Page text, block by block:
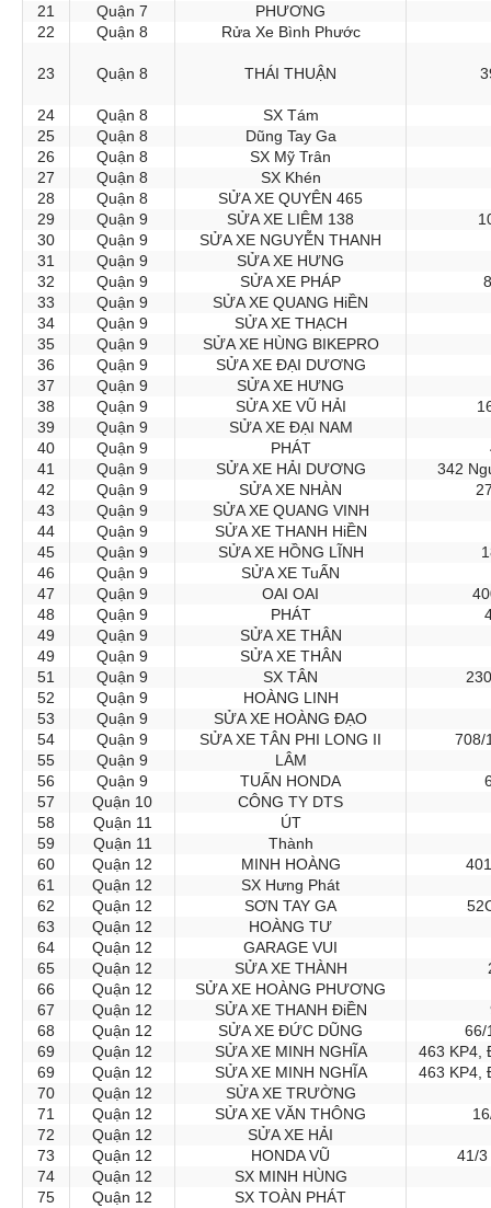
21
Quận 7
PHƯƠNG
22
Quận 8 Rửa Xe Bình Phước
23 Quận 8 THÁI THUẬN
24 Quận 8
SX Tám
25
Quận 8
Dũng Tay Ga
26
Quận 8
SX Mỹ Trân
27
Quận 8
SX Khén
28
Quận 8
SỬA XE QUYÊN 465
29
Quận 9 SỬA XE LIÊM 138
30
Quận 9
SỬA XE NGUYỄN THANH
31
Quận 9
SỬA XE HƯNG
32
Quận 9 SỬA XE PHÁP
33
Quận 9
SỬA XE QUANG HiỀN
34
Quận 9
SỬA XE THẠCH
35
Quận 9
SỬA XE HÙNG BIKEPRO
36
Quận 9
SỬA XE ĐẠI DƯƠNG
37
Quận 9
SỬA XE HƯNG
38
Quận 9 SỬA XE VŨ HẢI
39
Quận 9
SỬA XE ĐẠI NAM
40
Quận 9 PHÁT
41
Quận 9 SỬA XE HẢI DƯƠNG
342
42
Quận 9 SỬA XE NHÀN
43
Quận 9
SỬA XE QUANG VINH
44
Quận 9
SỬA XE THANH HiỀN
45
Quận 9 SỬA XE HỒNG LĨNH
46
Quận 9
SỬA XE TuẤN
47
Quận 9 OAI OAI
48
Quận 9 PHÁT
49
Quận 9
SỬA XE THÂN
49
Quận 9
SỬA XE THÂN
51
Quận 9 SX TÂN
52
Quận 9
HOÀNG LINH
53
Quận 9
SỬA XE HOÀNG ĐẠO
54
Quận 9 SỬA XE TÂN PHI LONG II
708/
55
Quận 9
LÂM
56
Quận 9 TUẤN HONDA
57
Quận 10
CÔNG TY DTS
58
Quận 11
ÚT
59
Quận 11
Thành
60
Quận 12 MINH HOÀNG
61
Quận 12
SX Hưng Phát
62
Quận 12 SƠN TAY GA
63
Quận 12
HOÀNG TƯ
64
Quận 12
GARAGE VUI
65
Quận 12 SỬA XE THÀNH
66
Quận 12
SỬA XE HOÀNG PHƯƠNG
67
Quận 12 SỬA XE THANH ĐiỀN
68
Quận 12 SỬA XE ĐỨC DŨNG
66/
69
Quận 12 SỬA XE MINH NGHĨA
463 KP4,
69
Quận 12 SỬA XE MINH NGHĨA
463 KP4,
70
Quận 12
SỬA XE TRƯỜNG
71
Quận 12 SỬA XE VĂN THÔNG
72
Quận 12
SỬA XE HẢI
73
Quận 12 HONDA VŨ
41/
74
Quận 12
SX MINH HÙNG
75
Quận 12
SX TOÀN PHÁT